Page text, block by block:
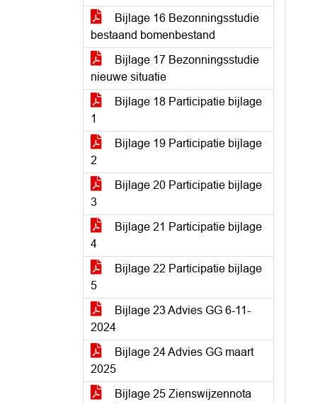
Bijlage 16 Bezonningsstudie
bestaand bomenbestand
Bijlage 17 Bezonningsstudie
nieuwe situatie
Bijlage 18 Participatie bijlage
1
Bijlage 19 Participatie bijlage
2
Bijlage 20 Participatie bijlage
3
Bijlage 21 Participatie bijlage
4
Bijlage 22 Participatie bijlage
5
Bijlage 23 Advies GG 6-11-
2024
Bijlage 24 Advies GG maart
2025
Bijlage 25 Zienswijzennota